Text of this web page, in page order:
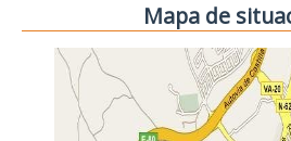
Mapa de